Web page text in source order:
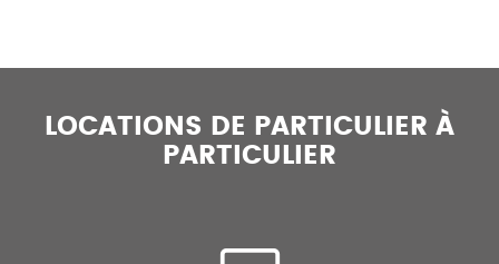
LOCATIONS DE PARTICULIER À
PARTICULIER